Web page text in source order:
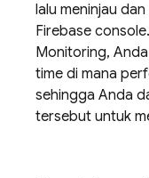
lalu meninjau
Firebase
Monitoring,
time di mana
sehingga Anda
tersebut untuk